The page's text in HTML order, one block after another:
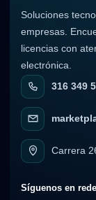
Soluciones
empresas.
licencias con
electrónica.
316 349
Carrera
Síguenos en